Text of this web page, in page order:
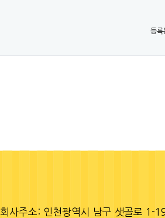
등록
회사주소: 인천광역시 남구 샛골로 1-